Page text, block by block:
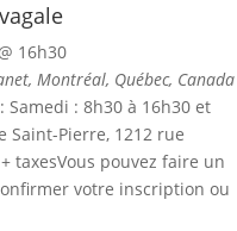
16h30
Montréal, Québec, Canada
Samedi : 8h30 à 16h30 et
Saint-Pierre, 1212 rue
taxesVous pouvez faire un
votre inscription ou